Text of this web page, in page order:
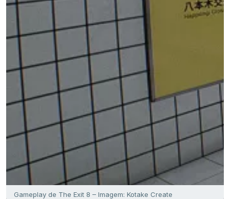
Gameplay de The Exit 8 – Imagem: Kotake Create